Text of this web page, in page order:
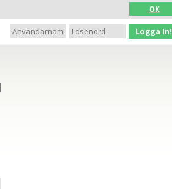
OK
Logga In!